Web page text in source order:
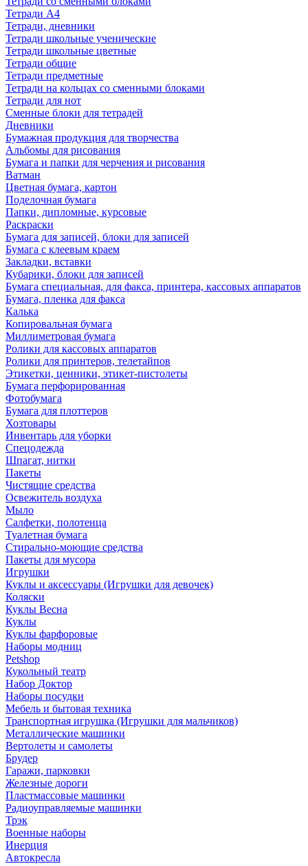
Тетради А4
Тетради, дневники
Тетради школьные ученические
Тетради школьные цветные
Тетради общие
Тетради предметные
Тетради на кольцах со сменными блоками
Тетради для нот
Сменные блоки для тетрадей
Дневники
Бумажная продукция для творчества
Альбомы для рисования
Бумага и папки для черчения и рисования
Ватман
Цветная бумага, картон
Поделочная бумага
Папки, дипломные, курсовые
Раскраски
Бумага для записей, блоки для записей
Бумага с клеевым краем
Закладки, вставки
Кубарики, блоки для записей
Бумага специальная, для факса, принтера, кассовых аппаратов
Бумага, пленка для факса
Калька
Копировальная бумага
Миллиметровая бумага
Ролики для кассовых аппаратов
Ролики для принтеров, телетайпов
Этикетки, ценники, этикет-пистолеты
Бумага перфорированная
Фотобумага
Бумага для плоттеров
Хозтовары
Инвентарь для уборки
Спецодежда
Шпагат, нитки
Пакеты
Чистящие средства
Освежитель воздуха
Мыло
Салфетки, полотенца
Туалетная бумага
Стирально-моющие средства
Пакеты для мусора
Игрушки
Куклы и аксессуары (Игрушки для девочек)
Коляски
Куклы Весна
Куклы
Куклы фарфоровые
Наборы модниц
Petshop
Кукольный театр
Набор Доктор
Наборы посудки
Мебель и бытовая техника
Транспортная игрушка (Игрушки для мальчиков)
Металлические машинки
Вертолеты и самолеты
Брудер
Гаражи, парковки
Железные дороги
Пластмассовые машинки
Радиоуправляемые машинки
Трэк
Военные наборы
Инерция
Автокресла